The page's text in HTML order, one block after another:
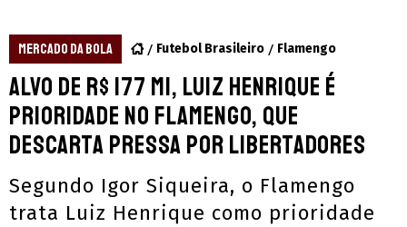
MERCADO DA BOLA Futebol Brasileiro Flamengo
Alvo de R$ 177 mi, Luiz Henrique é
prioridade no Flamengo, que
descarta pressa por Libertadores
Segundo Igor Siqueira, o Flamengo
trata Luiz Henrique como prioridade